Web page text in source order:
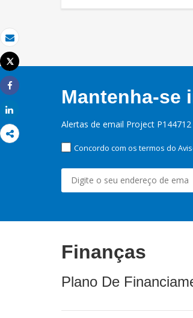
Email
Imprimir
Tweet
Share
Mantenha-se
Alertas de email Project P144712
Concordo com os termos do
Finanças
Plano De